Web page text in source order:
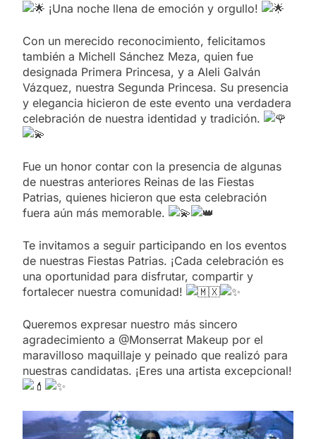
¡Una noche llena de emoción y orgullo!
Con un merecido reconocimiento, felicitamos
también a Michell Sánchez Meza, quien fue
designada Primera Princesa, y a Aleli Galván
Vázquez, nuestra Segunda Princesa. Su presencia
y elegancia hicieron de este evento una verdadera
celebración de nuestra identidad y tradición.
Fue un honor contar con la presencia de algunas
de nuestras anteriores Reinas de las Fiestas
Patrias, quienes hicieron que esta celebración
fuera aún más memorable.
Te invitamos a seguir participando en los eventos
de nuestras Fiestas Patrias. ¡Cada celebración es
una oportunidad para disfrutar, compartir y
fortalecer nuestra comunidad!
Queremos expresar nuestro más sincero
agradecimiento a @Monserrat Makeup por el
maravilloso maquillaje y peinado que realizó para
nuestras candidatas. ¡Eres una artista excepcional!